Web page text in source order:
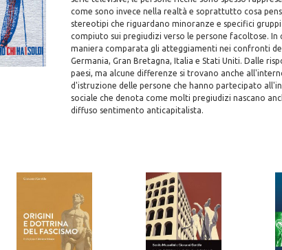
come sono invece nella realtà e soprattutto cosa
stereotipi che riguardano minoranze e specifici
compiuto sui pregiudizi verso le persone facoltose.
maniera comparata gli atteggiamenti nei confronti
Germania, Gran Bretagna, Italia e Stati Uniti. Dalle
paesi, ma alcune differenze si trovano anche
d'istruzione delle persone che hanno partecipato
sociale che denota come molti pregiudizi nascano
diffuso sentimento anticapitalista.